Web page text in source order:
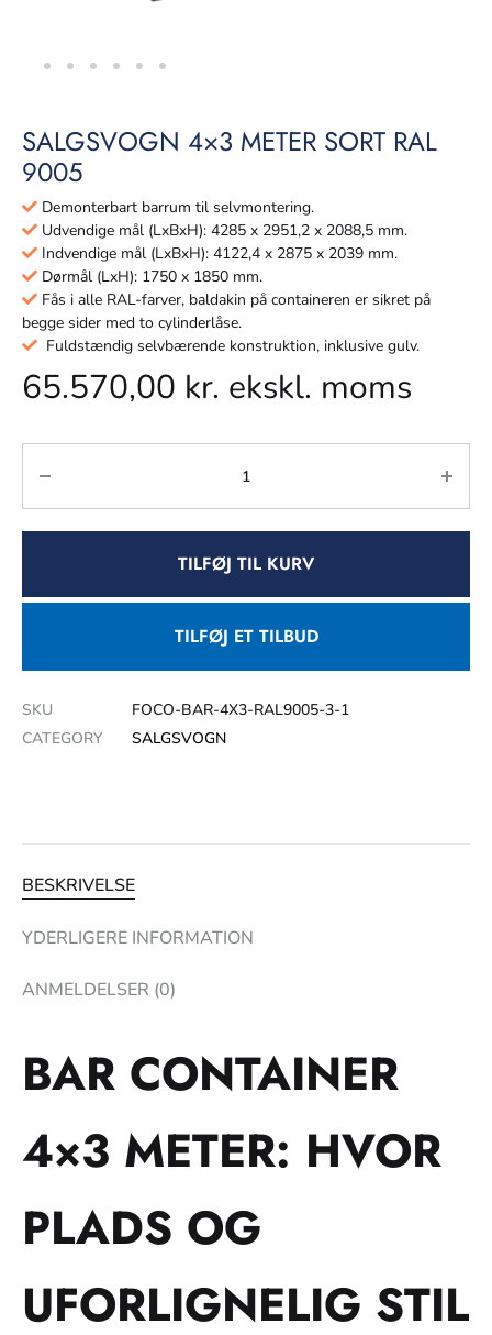
SALGSVOGN 4×3 METER SORT RAL
9005
Demonterbart barrum til selvmontering.
Udvendige mål (LxBxH): 4285 x 2951,2 x 2088,5 mm.
Indvendige mål (LxBxH): 4122,4 x 2875 x 2039 mm.
Dørmål (LxH): 1750 x 1850 mm.
Fås i alle RAL-farver, baldakin på containeren er sikret på
begge sider med to cylinderlåse.
Fuldstændig selvbærende konstruktion, inklusive gulv.
65.570,00 kr. ekskl. moms
TILFØJ TIL KURV
TILFØJ ET TILBUD
SKU
FOCO-BAR-4X3-RAL9005-3-1
CATEGORY
SALGSVOGN
BESKRIVELSE
YDERLIGERE INFORMATION
ANMELDELSER (0)
BAR CONTAINER
4×3 METER: HVOR
PLADS OG
UFORLIGNELIG STIL